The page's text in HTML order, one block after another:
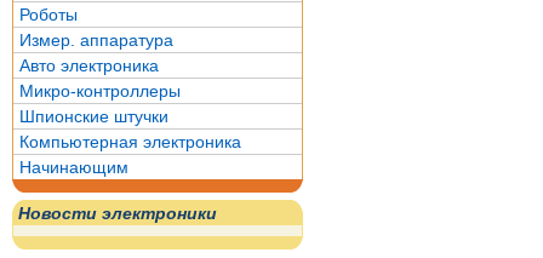
Роботы
Измер. аппаратура
Авто электроника
Микро-контроллеры
Шпионские штучки
Компьютерная электроника
Начинающим
Новости электроники